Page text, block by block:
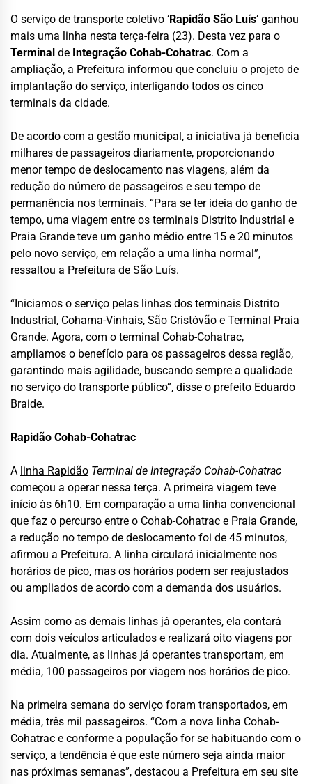
O serviço de transporte coletivo ‘Rapidão São Luís’ ganhou
mais uma linha nesta terça-feira (23). Desta vez para o
Terminal de Integração Cohab-Cohatrac. Com a
ampliação, a Prefeitura informou que concluiu o projeto de
implantação do serviço, interligando todos os cinco
terminais da cidade.
De acordo com a gestão municipal, a iniciativa já beneficia
milhares de passageiros diariamente, proporcionando
menor tempo de deslocamento nas viagens, além da
redução do número de passageiros e seu tempo de
permanência nos terminais. “Para se ter ideia do ganho de
tempo, uma viagem entre os terminais Distrito Industrial e
Praia Grande teve um ganho médio entre 15 e 20 minutos
pelo novo serviço, em relação a uma linha normal”,
ressaltou a Prefeitura de São Luís.
“Iniciamos o serviço pelas linhas dos terminais Distrito
Industrial, Cohama-Vinhais, São Cristóvão e Terminal Praia
Grande. Agora, com o terminal Cohab-Cohatrac,
ampliamos o benefício para os passageiros dessa região,
garantindo mais agilidade, buscando sempre a qualidade
no serviço do transporte público”, disse o prefeito Eduardo
Braide.
Rapidão Cohab-Cohatrac
A linha Rapidão Terminal de Integração Cohab-Cohatrac
começou a operar nessa terça. A primeira viagem teve
início às 6h10. Em comparação a uma linha convencional
que faz o percurso entre o Cohab-Cohatrac e Praia Grande,
a redução no tempo de deslocamento foi de 45 minutos,
afirmou a Prefeitura. A linha circulará inicialmente nos
horários de pico, mas os horários podem ser reajustados
ou ampliados de acordo com a demanda dos usuários.
Assim como as demais linhas já operantes, ela contará
com dois veículos articulados e realizará oito viagens por
dia. Atualmente, as linhas já operantes transportam, em
média, 100 passageiros por viagem nos horários de pico.
Na primeira semana do serviço foram transportados, em
média, três mil passageiros. “Com a nova linha Cohab-
Cohatrac e conforme a população for se habituando com o
serviço, a tendência é que este número seja ainda maior
nas próximas semanas”, destacou a Prefeitura em seu site